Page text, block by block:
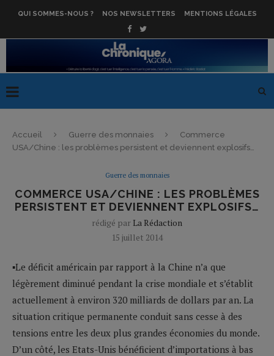
QUI SOMMES-NOUS ? NOS NEWSLETTERS MENTIONS LÉGALES
Accueil Guerre des monnaies
Commerce
USA/Chine : les problèmes persistent et deviennent explosifs…
Guerre des monnaies
COMMERCE USA/CHINE : LES PROBLÈMES
PERSISTENT ET DEVIENNENT EXPLOSIFS…
rédigé par La Rédaction
15 juillet 2014
▪Le déficit américain par rapport à la Chine n’a que
légèrement diminué pendant la crise mondiale et s’établit
actuellement à environ 320 milliards de dollars par an. La
situation critique permanente conduit sans cesse à des
tensions entre les deux plus grandes économies du monde.
D’un côté, les Etats-Unis bénéficient d’importations à bas